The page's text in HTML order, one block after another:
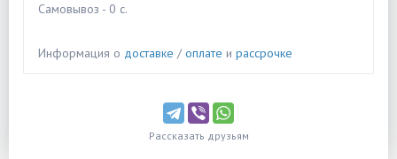
Самовывоз - 0 c.
Информация о доставке /оплате и рассрочке
Рассказать друзьям